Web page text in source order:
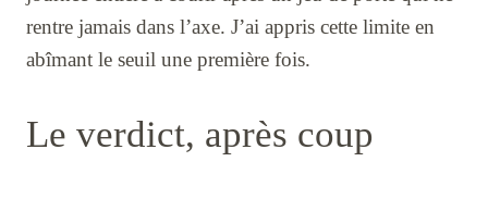
rentre jamais dans l’axe. J’ai appris cette limite en
abîmant le seuil une première fois.
Le verdict, après coup